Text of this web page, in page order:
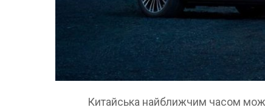
Китайська найближчим часом